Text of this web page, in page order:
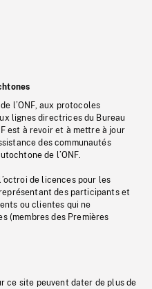
l’ONF, aux protocoles
lignes directrices du Bureau
est à revoir et à mettre à jour
des communautés
de l’ONF.
de licences pour les
des participants et
ou clientes qui ne
(membres des Premières
ce site peuvent dater de plus de